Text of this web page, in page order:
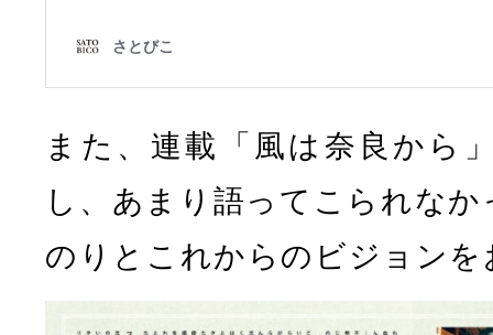
また、連載「風は奈良から
し、あまり語ってこられな
のりとこれからのビジョン